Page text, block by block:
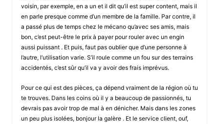
voisin, par exemple, en a un et il dit qu’il est super content, mais il
en parle presque comme d’un membre de la famille. Par contre, il
a passé plus de temps chez le mécano qu’avec ses amis, mais
bon, c’est peut-être le prix à payer pour rouler avec un engin
aussi puissant . Et puis, faut pas oublier que d’une personne à
l’autre, l’utilisation varie. S’il roule comme un fou sur des terrains
accidentés, c’est sûr qu’il va y avoir des frais imprévus.
Pour ce qui est des pièces, ça dépend vraiment de la région où tu
te trouves. Dans les coins où il y a beaucoup de passionnés, tu
devrais pas avoir trop de mal à en dénicher. Mais dans les zones
un peu plus isolées, bonjour la galère . Et le service client, ouf,